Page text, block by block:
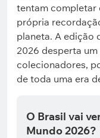
tentam completar
própria
planeta. A edição
2026 desperta
colecionadores,
de toda uma era
O Brasil vai
Mundo 2026?